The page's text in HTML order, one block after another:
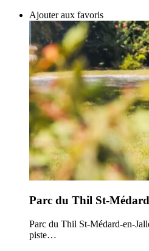
Ajouter aux favoris
Parc du Thil St-
Parc du Thil St-Médard-en-
piste…